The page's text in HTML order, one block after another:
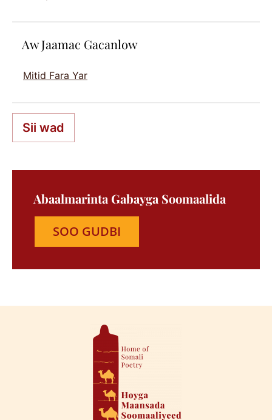
Aw Jaamac Gacanlow
Mitid Fara Yar
Sii wad
Abaalmarinta Gabayga Soomaalida
SOO GUDBI